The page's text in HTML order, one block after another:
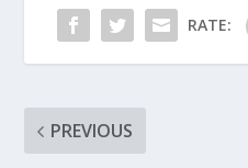
RATE:
PREVIOUS